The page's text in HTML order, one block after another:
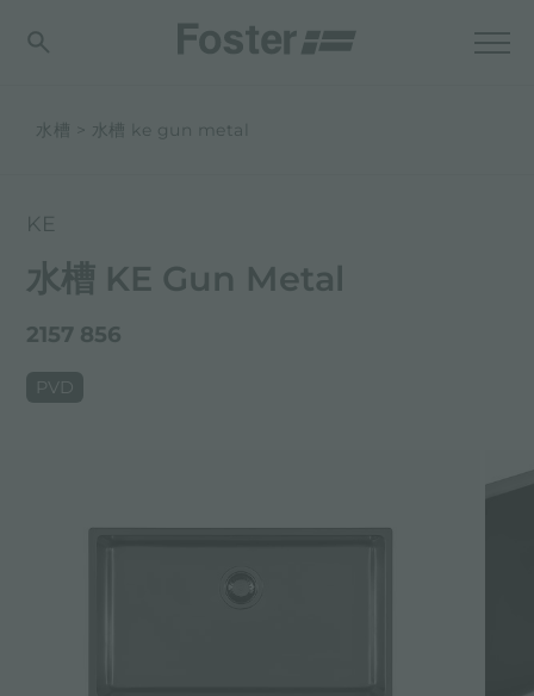
水槽 水槽 ke gun metal
KE
水槽 KE Gun Metal
2157 856
PVD